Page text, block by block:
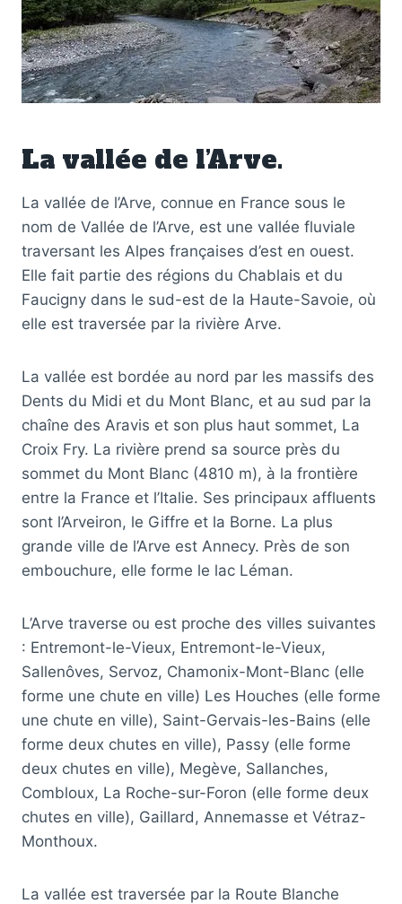
La vallée de l’Arve.
La vallée de l’Arve, connue en France sous le
nom de Vallée de l’Arve, est une vallée fluviale
traversant les Alpes françaises d’est en ouest.
Elle fait partie des régions du Chablais et du
Faucigny dans le sud-est de la Haute-Savoie, où
elle est traversée par la rivière Arve.
La vallée est bordée au nord par les massifs des
Dents du Midi et du Mont Blanc, et au sud par la
chaîne des Aravis et son plus haut sommet, La
Croix Fry. La rivière prend sa source près du
sommet du Mont Blanc (4810 m), à la frontière
entre la France et l’Italie. Ses principaux affluents
sont l’Arveiron, le Giffre et la Borne. La plus
grande ville de l’Arve est Annecy. Près de son
embouchure, elle forme le lac Léman.
L’Arve traverse ou est proche des villes suivantes
: Entremont-le-Vieux, Entremont-le-Vieux,
Sallenôves, Servoz, Chamonix-Mont-Blanc (elle
forme une chute en ville) Les Houches (elle forme
une chute en ville), Saint-Gervais-les-Bains (elle
forme deux chutes en ville), Passy (elle forme
deux chutes en ville), Megève, Sallanches,
Combloux, La Roche-sur-Foron (elle forme deux
chutes en ville), Gaillard, Annemasse et Vétraz-
Monthoux.
La vallée est traversée par la Route Blanche